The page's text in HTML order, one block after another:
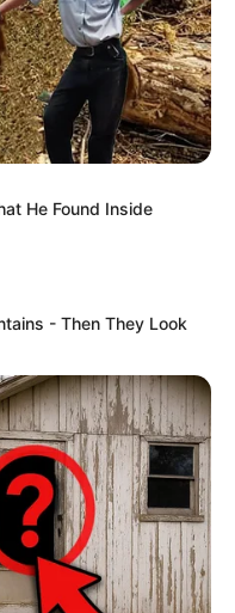
He Found Inside
- Then They Look